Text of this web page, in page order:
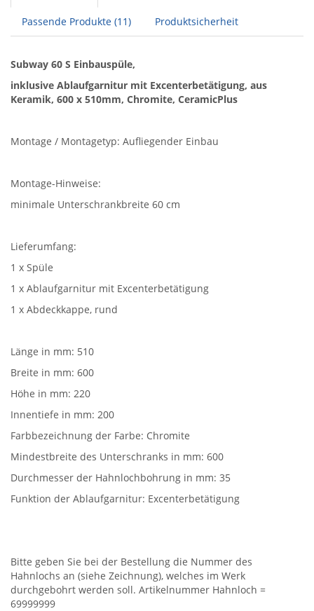
Passende Produkte (11) Produktsicherheit
Subway 60 S Einbauspüle,
inklusive Ablaufgarnitur mit Excenterbetätigung, aus
Keramik, 600 x 510mm, Chromite, CeramicPlus
Montage / Montagetyp: Aufliegender Einbau
Montage-Hinweise:
minimale Unterschrankbreite 60 cm
Lieferumfang:
1 x Spüle
1 x Ablaufgarnitur mit Excenterbetätigung
1 x Abdeckkappe, rund
Länge in mm: 510
Breite in mm: 600
Höhe in mm: 220
Innentiefe in mm: 200
Farbbezeichnung der Farbe: Chromite
Mindestbreite des Unterschranks in mm: 600
Durchmesser der Hahnlochbohrung in mm: 35
Funktion der Ablaufgarnitur: Excenterbetätigung
Bitte geben Sie bei der Bestellung die Nummer des
Hahnlochs an (siehe Zeichnung), welches im Werk
durchgebohrt werden soll. Artikelnummer Hahnloch =
69999999